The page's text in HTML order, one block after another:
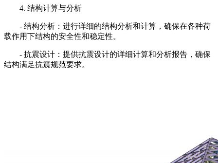
4. 结构计算与分析
- 结构分析：进行详细的结构分析和计算，确保在各种荷
载作用下结构的安全性和稳定性。
- 抗震设计：提供抗震设计的详细计算和分析报告，确保
结构满足抗震规范要求。